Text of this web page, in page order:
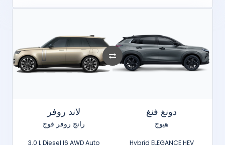
لاند روفر
رانج روفر فوج
3.0 L Diesel I6 AWD Auto
دونغ فنغ
هيوج
Hybrid ELEGANCE HEV